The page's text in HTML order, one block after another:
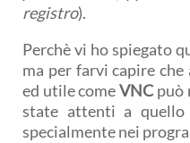
registro).
Perchè vi ho spiegato
ma per farvi capire
ed utile comeVNC può
state attenti a quello
specialmente nei